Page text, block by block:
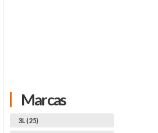
Marcas
3L (25)